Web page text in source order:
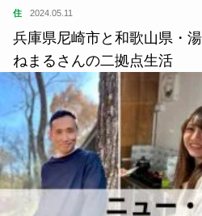
住 2024.05.11
兵庫県尼崎市と和歌山県・
ねまるさんの二拠点生活